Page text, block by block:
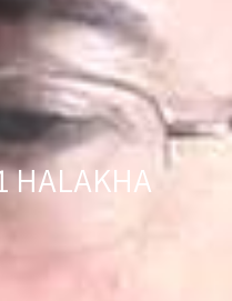
HALAKHA